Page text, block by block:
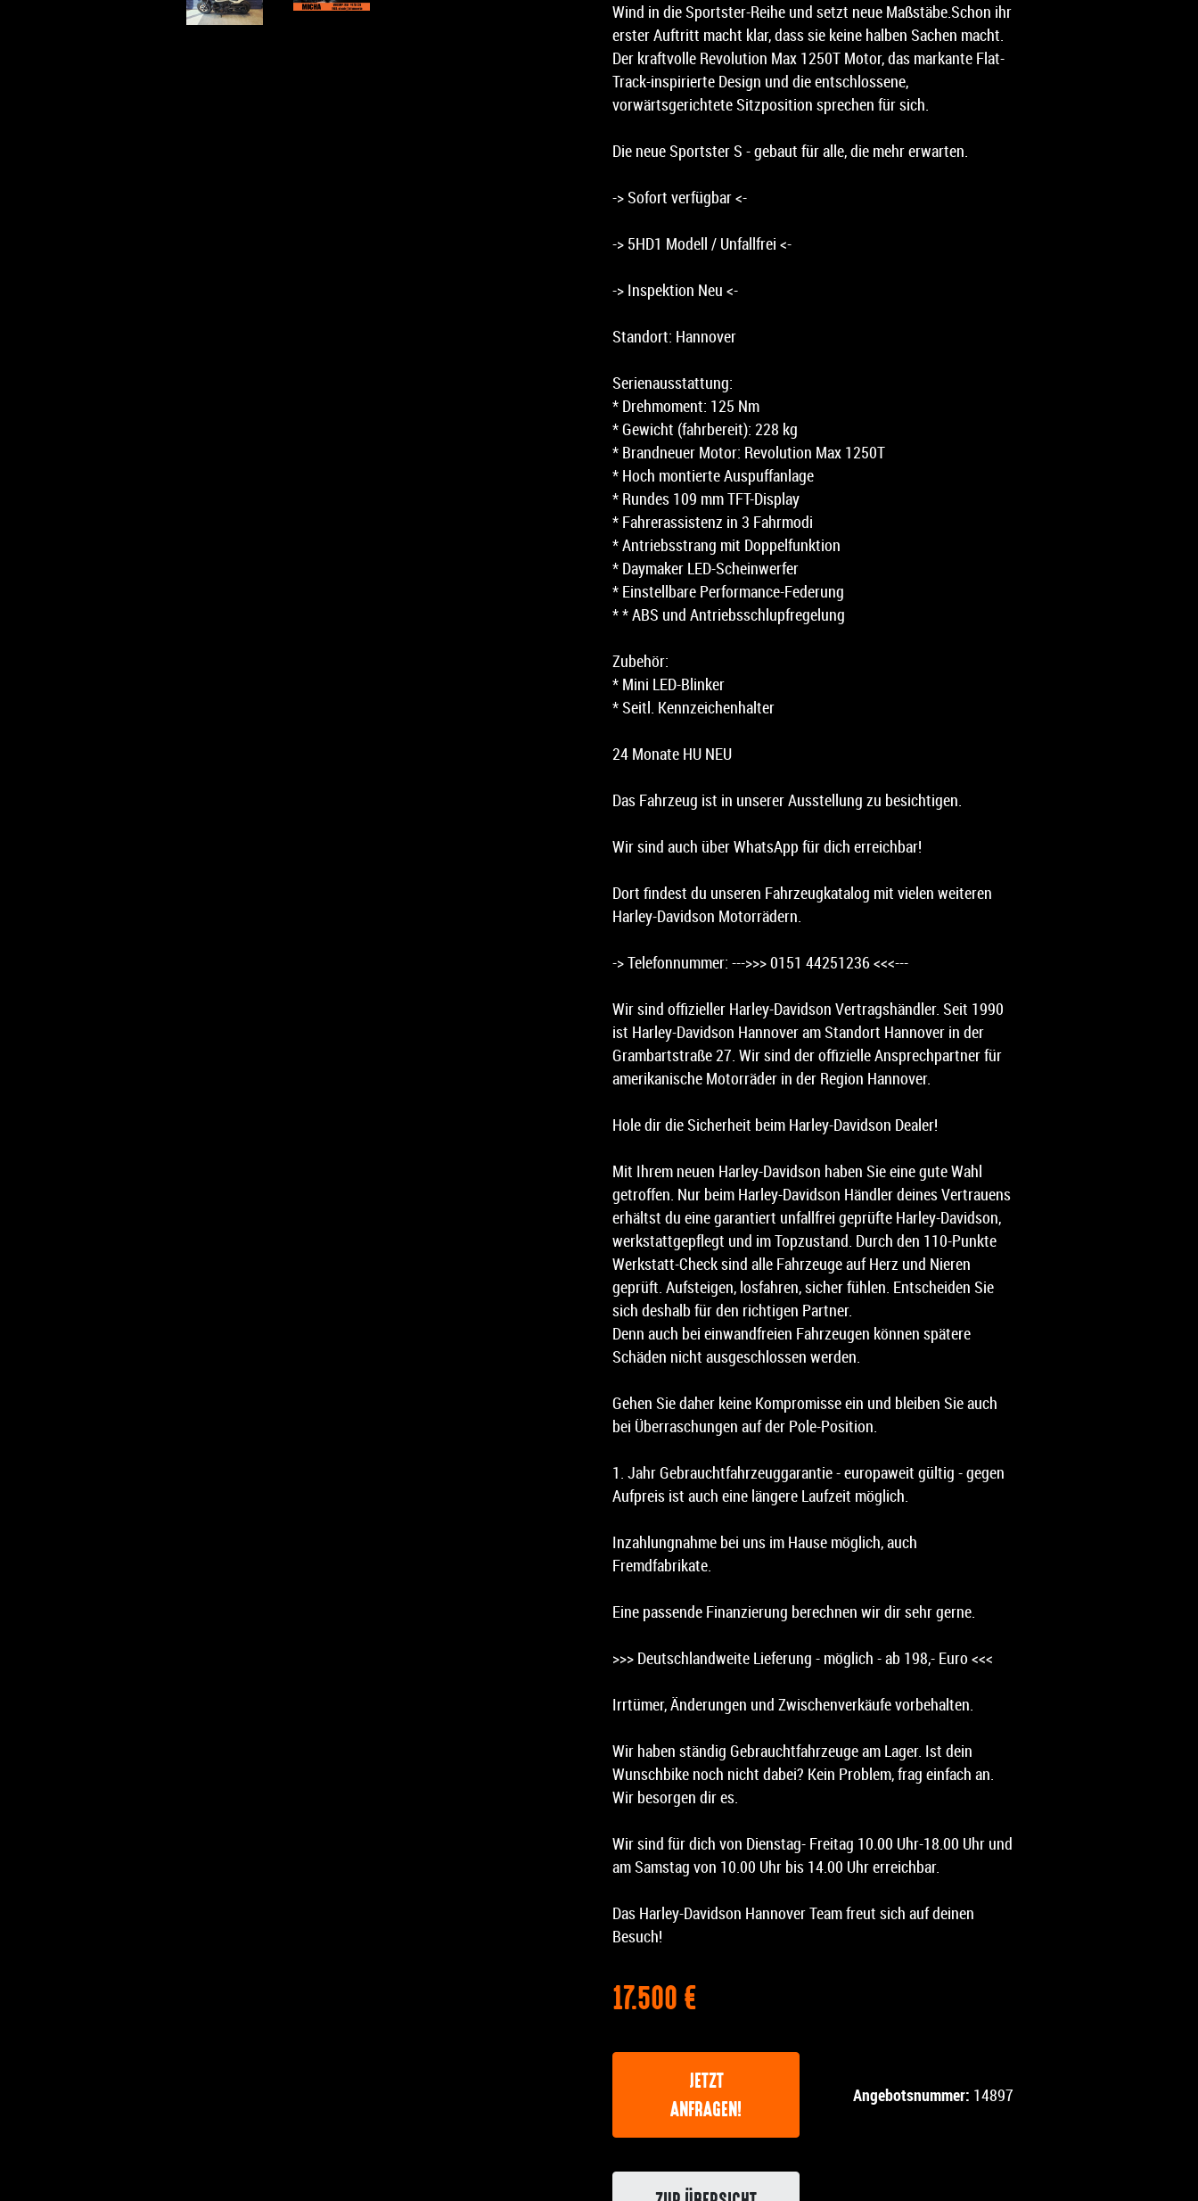
Wind in die Sportster-Reihe und setzt neue Maßstäbe.Schon ihr
erster Auftritt macht klar, dass sie keine halben Sachen macht.
Der kraftvolle Revolution Max 1250T Motor, das markante Flat-
Track-inspirierte Design und die entschlossene,
vorwärtsgerichtete Sitzposition sprechen für sich.
Die neue Sportster S - gebaut für alle, die mehr erwarten.
-> Sofort verfügbar <-
-> 5HD1 Modell / Unfallfrei <-
-> Inspektion Neu <-
Standort: Hannover
Serienausstattung:
* Drehmoment: 125 Nm
* Gewicht (fahrbereit): 228 kg
* Brandneuer Motor: Revolution Max 1250T
* Hoch montierte Auspuffanlage
* Rundes 109 mm TFT-Display
* Fahrerassistenz in 3 Fahrmodi
* Antriebsstrang mit Doppelfunktion
* Daymaker LED-Scheinwerfer
* Einstellbare Performance-Federung
* * ABS und Antriebsschlupfregelung
Zubehör:
* Mini LED-Blinker
* Seitl. Kennzeichenhalter
24 Monate HU NEU
Das Fahrzeug ist in unserer Ausstellung zu besichtigen.
Wir sind auch über WhatsApp für dich erreichbar!
Dort findest du unseren Fahrzeugkatalog mit vielen weiteren
Harley-Davidson Motorrädern.
-> Telefonnummer: --->>> 0151 44251236 <<<---
Wir sind offizieller Harley-Davidson Vertragshändler. Seit 1990
ist Harley-Davidson Hannover am Standort Hannover in der
Grambartstraße 27. Wir sind der offizielle Ansprechpartner für
amerikanische Motorräder in der Region Hannover.
Hole dir die Sicherheit beim Harley-Davidson Dealer!
Mit Ihrem neuen Harley-Davidson haben Sie eine gute Wahl
getroffen. Nur beim Harley-Davidson Händler deines Vertrauens
erhältst du eine garantiert unfallfrei geprüfte Harley-Davidson,
werkstattgepflegt und im Topzustand. Durch den 110-Punkte
Werkstatt-Check sind alle Fahrzeuge auf Herz und Nieren
geprüft. Aufsteigen, losfahren, sicher fühlen. Entscheiden Sie
sich deshalb für den richtigen Partner.
Denn auch bei einwandfreien Fahrzeugen können spätere
Schäden nicht ausgeschlossen werden.
Gehen Sie daher keine Kompromisse ein und bleiben Sie auch
bei Überraschungen auf der Pole-Position.
1. Jahr Gebrauchtfahrzeuggarantie - europaweit gültig - gegen
Aufpreis ist auch eine längere Laufzeit möglich.
Inzahlungnahme bei uns im Hause möglich, auch
Fremdfabrikate.
Eine passende Finanzierung berechnen wir dir sehr gerne.
>>> Deutschlandweite Lieferung - möglich - ab 198,- Euro <<<
Irrtümer, Änderungen und Zwischenverkäufe vorbehalten.
Wir haben ständig Gebrauchtfahrzeuge am Lager. Ist dein
Wunschbike noch nicht dabei? Kein Problem, frag einfach an.
Wir besorgen dir es.
Wir sind für dich von Dienstag- Freitag 10.00 Uhr-18.00 Uhr und
am Samstag von 10.00 Uhr bis 14.00 Uhr erreichbar.
Das Harley-Davidson Hannover Team freut sich auf deinen
Besuch!
17.500 €
JETZT
ANFRAGEN!
Angebotsnummer: 14897